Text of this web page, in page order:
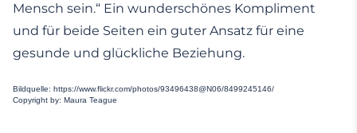
Mensch sein.“ Ein wunderschönes Kompliment
und für beide Seiten ein guter Ansatz für eine
gesunde und glückliche Beziehung.
Bildquelle: https://www.flickr.com/photos/93496438@N06/8499245146/
Copyright by: Maura Teague